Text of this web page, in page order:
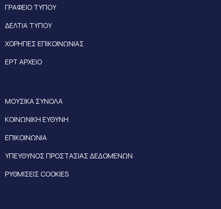
ΓΡΑΦΕΙΟ ΤΥΠΟΥ
ΔΕΛΤΙΑ ΤΥΠΟΥ
ΧΟΡΗΓΙΕΣ ΕΠΙΚΟΙΝΩΝΙΑΣ
ΕΡΤ ΑΡΧΕΙΟ
ΜΟΥΣΙΚΑ ΣΥΝΟΛΑ
ΚΟΙΝΩΝΙΚΗ ΕΥΘΥΝΗ
ΕΠΙΚΟΙΝΩΝΙΑ
ΥΠΕΥΘΥΝΟΣ ΠΡΟΣΤΑΣΙΑΣ ΔΕΔΟΜΕΝΩΝ
ΡΥΘΜΙΣΕΙΣ COOKIES